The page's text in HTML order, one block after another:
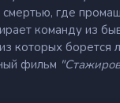
где
команду из
борется
фильм